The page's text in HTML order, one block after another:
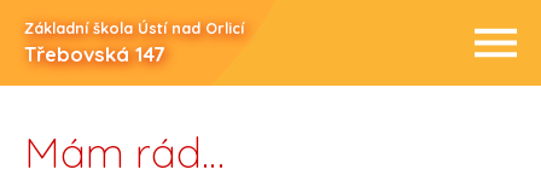
Základní škola Ústí nad Orlicí
Třebovská 147
Mám rád…